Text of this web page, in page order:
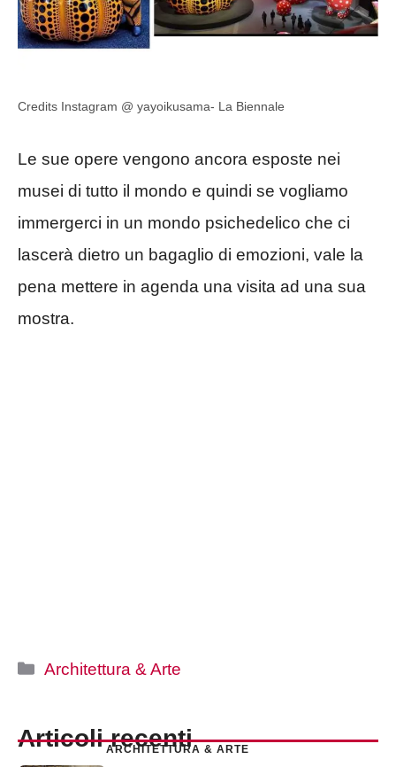
Credits Instagram @ yayoikusama- La Biennale
Le sue opere vengono ancora esposte nei
musei di tutto il mondo e quindi se vogliamo
immergerci in un mondo psichedelico che ci
lascerà dietro un bagaglio di emozioni, vale la
pena mettere in agenda una visita ad una sua
mostra.
Categorie
Architettura & Arte
Articoli recenti
ARCHITETTURA & ARTE